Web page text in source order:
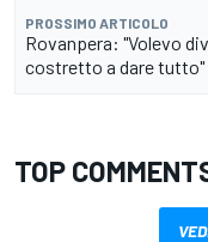
PROSSIMO ARTICOLO
Rovanpera: "Volevo
costretto a dare tutto"
TOP